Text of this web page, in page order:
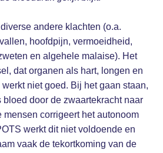
andere klachten (o.a.
hoofdpijn, vermoeidheid,
en algehele malaise). Het
dat organen als hart, longen en
niet goed. Bij het gaan staan,
door de zwaartekracht naar
mensen corrigeert het autonoom
werkt dit niet voldoende en
vaak de tekortkoming van de